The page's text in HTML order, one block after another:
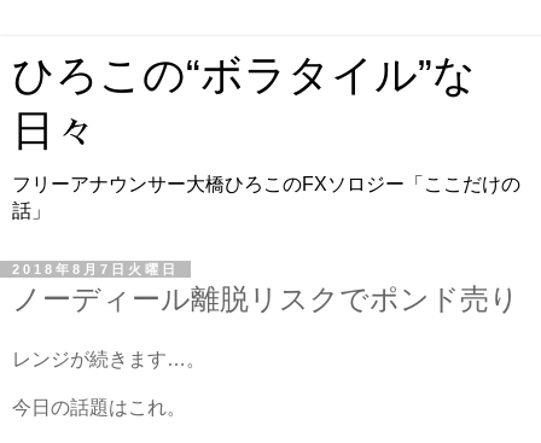
ひろこの“ボラタイル”な
日々
フリーアナウンサー大橋ひろこのFXソロジー「ここだけの
話」
2018年8月7日火曜日
ノーディール離脱リスクでポンド売り
レンジが続きます…。
今日の話題はこれ。